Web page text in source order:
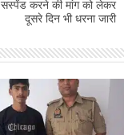
करने की मांग को लेकर
दूसरे दिन भी धरना जारी